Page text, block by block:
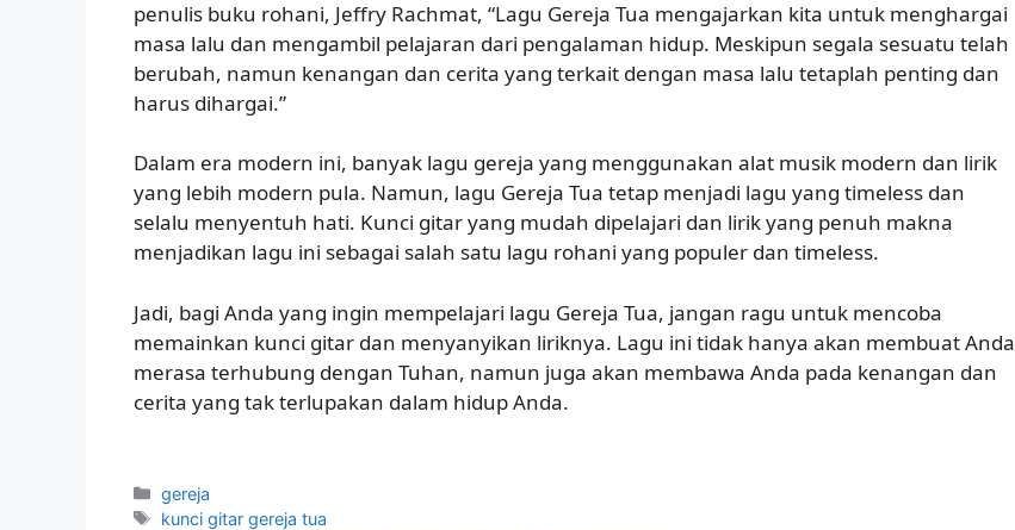
penulis buku rohani, Jeffry Rachmat, “Lagu Gereja Tua mengajarkan kita untuk menghargai
masa lalu dan mengambil pelajaran dari pengalaman hidup. Meskipun segala sesuatu telah
berubah, namun kenangan dan cerita yang terkait dengan masa lalu tetaplah penting dan
harus dihargai.”
Dalam era modern ini, banyak lagu gereja yang menggunakan alat musik modern dan lirik
yang lebih modern pula. Namun, lagu Gereja Tua tetap menjadi lagu yang timeless dan
selalu menyentuh hati. Kunci gitar yang mudah dipelajari dan lirik yang penuh makna
menjadikan lagu ini sebagai salah satu lagu rohani yang populer dan timeless.
Jadi, bagi Anda yang ingin mempelajari lagu Gereja Tua, jangan ragu untuk mencoba
memainkan kunci gitar dan menyanyikan liriknya. Lagu ini tidak hanya akan membuat Anda
merasa terhubung dengan Tuhan, namun juga akan membawa Anda pada kenangan dan
cerita yang tak terlupakan dalam hidup Anda.
Categories
gereja
Tags
kunci gitar gereja tua